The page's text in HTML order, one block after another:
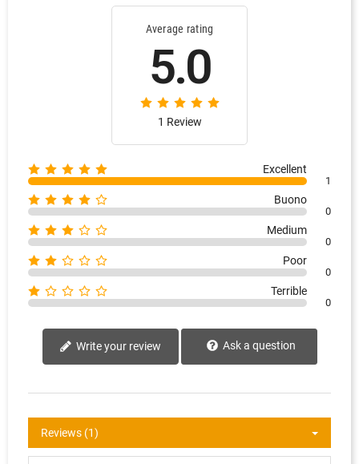
Average rating
5.0
1 Review
Excellent
1
Buono
0
Medium
0
Poor
0
Terrible
0
Write your review Ask a question
Reviews (1)